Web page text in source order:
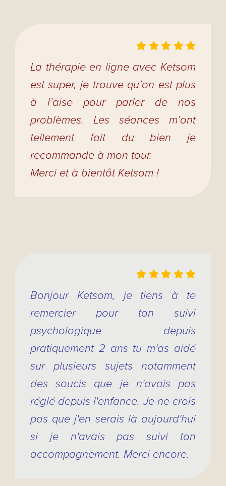
La thérapie en ligne avec Ketsom
est super, je trouve qu’on est plus
à l’aise pour parler de nos
problèmes. Les séances m’ont
tellement fait du bien je
recommande à mon tour.
Merci et à bientôt Ketsom !
Bonjour Ketsom, je tiens à te
remercier pour ton suivi
psychologique depuis
pratiquement 2 ans tu m'as aidé
sur plusieurs sujets notamment
des soucis que je n'avais pas
réglé depuis l'enfance. Je ne crois
pas que j'en serais là aujourd'hui
si je n'avais pas suivi ton
accompagnement. Merci encore.